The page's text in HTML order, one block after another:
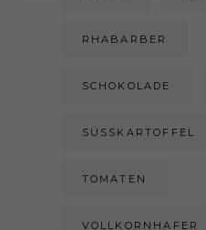
RHABARBER
SCHOKOLADE
SÜSSKARTOFFEL
TOMATEN
VOLLKORNHAFER